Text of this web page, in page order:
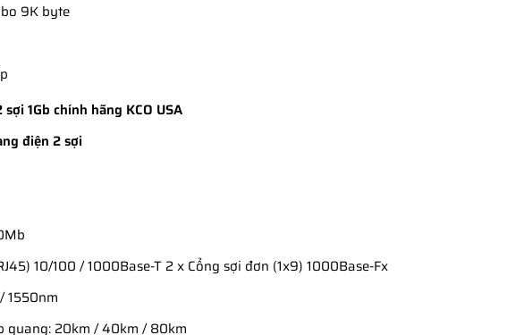
9K byte
1Gb chính hãng KCO USA
điện 2 sợi
10/100 / 1000Base-T 2 x Cổng sợi đơn (1x9) 1000Base-Fx
1550nm
quang: 20km / 40km / 80km